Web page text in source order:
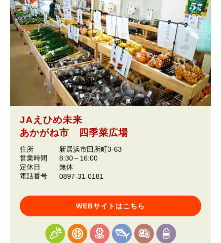
JAえひめ未来
あかがね市 四季菜広場
住所
新居浜市田所町3-63
営業時間
8:30～16:00
定休日
無休
電話番号
0897-31-0181
WEBサイトはこちら